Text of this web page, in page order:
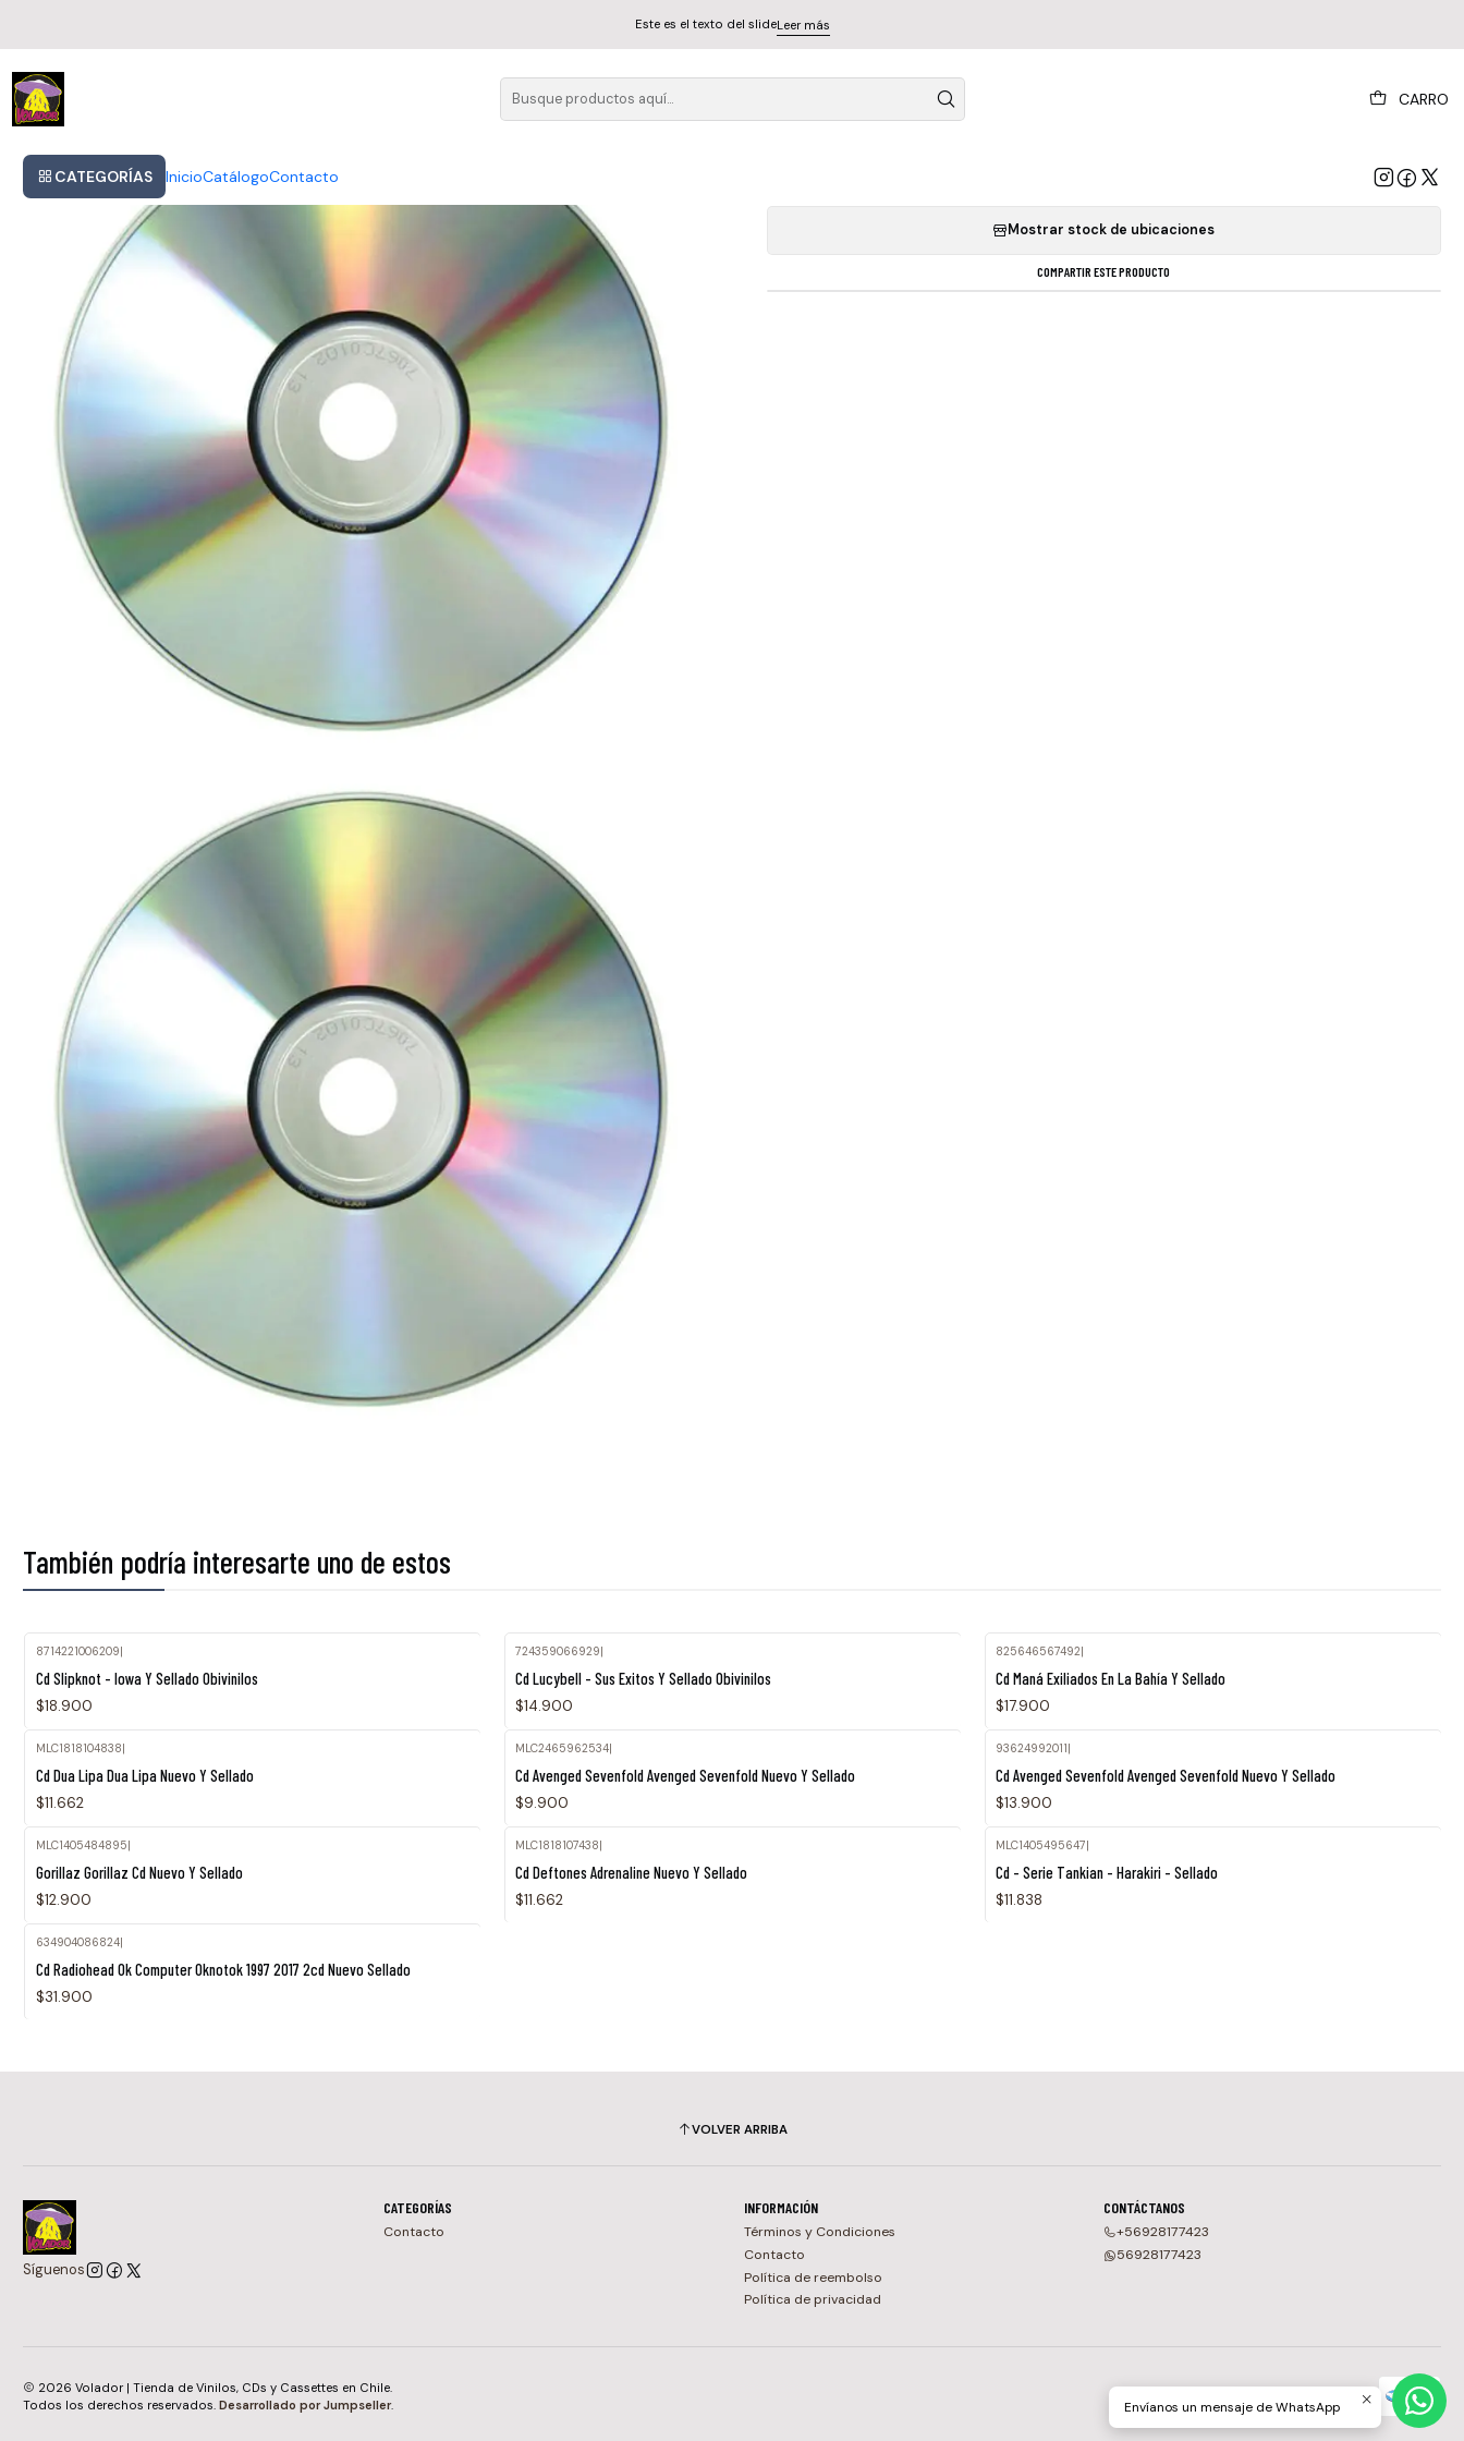
CARRO
CATEGORÍAS InicioCatálogoContacto
Este es el texto del slideLeer más
Cd Niall Horan - Flicker Y Sellado Obivinilos
Mostrar stock de ubicaciones
COMPARTIR ESTE PRODUCTO
También podría interesarte uno de estos
8714221006209|
Cd Slipknot - Iowa Y Sellado Obivinilos
$18.900
724359066929|
Cd Lucybell - Sus Exitos Y Sellado Obivinilos
$14.900
825646567492|
Cd Maná Exiliados En La Bahía Y Sellado
$17.900
MLC1818104838|
Cd Dua Lipa Dua Lipa Nuevo Y Sellado
$11.662
MLC2465962534|
Cd Avenged Sevenfold Avenged Sevenfold Nuevo Y Sellado
$9.900
93624992011|
Cd Avenged Sevenfold Avenged Sevenfold Nuevo Y Sellado
$13.900
MLC1405484895
Gorillaz Gorillaz Cd Nuevo Y Sellado
$12.900
MLC1818107438
Cd Deftones Adrenaline Nuevo Y Sellado
$11.662
MLC1405495647
Cd - Serie Tankian - Harakiri - Sellado
$11.838
634904086824|
Cd Radiohead Ok Computer Oknotok 1997 2017 2cd Nuevo Sellado
$31.900
VOLVER ARRIBA
Síguenos
CATEGORÍAS
Contacto
INFORMACIÓN
Términos y Condiciones
Contacto
Política de reembolso
Política de privacidad
CONTÁCTANOS
+56928177423
56928177423
2026 Volador | Tienda de Vinilos, CDs y Cassettes en Chile.
Todos los derechos reservados. Desarrollado por Jumpseller. Envíanos un mensaje de WhatsApp